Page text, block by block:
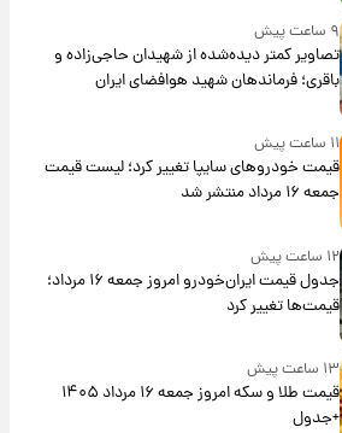
۹ ساعت پیش
تصاویر کمتر دیده‌شده از شهیدان حاجی‌زاده و
باقری؛ فرماندهان شهید هوافضای ایران
۱۱ ساعت پیش
قیمت خودروهای سایپا تغییر کرد؛ لیست قیمت
جمعه ۱۶ مرداد منتشر شد
۱۲ ساعت پیش
جدول قیمت ایران‌خودرو امروز جمعه ۱۶ مرداد؛
قیمت‌ها تغییر کرد
۱۳ ساعت پیش
قیمت طلا و سکه امروز جمعه ۱۶ مرداد ۱۴۰۵
+جدول